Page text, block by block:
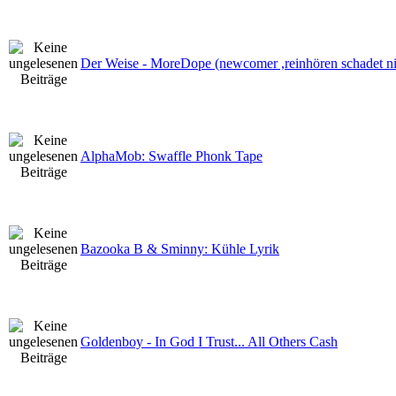
Der Weise - MoreDope (newcomer ,reinhören schadet
AlphaMob: Swaffle Phonk Tape
Bazooka B & Sminny: Kühle Lyrik
Goldenboy - In God I Trust... All Others Cash